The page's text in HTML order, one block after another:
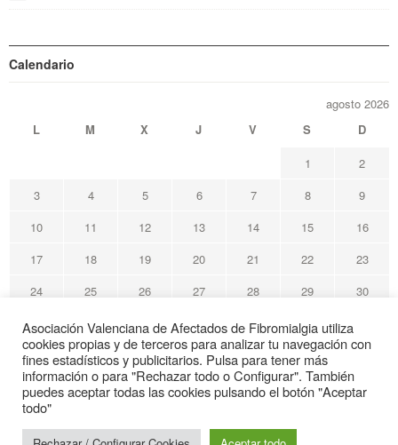
Calendario
agosto 2026
L
M X J V S
D
1
2
3
4 5 6 7 8
9
10
11 12 13 14 15
16
17
18 19 20 21 22
23
24
25 26 27 28 29
30
31
« May
Avafi Asociación Valenciana de Afectados de Fibromialgia
Asociación Valenciana de Afectados de Fibromialgia utiliza
cookies propias y de terceros para analizar tu navegación con
fines estadísticos y publicitarios. Pulsa para tener más
información o para "Rechazar todo o Configurar". También
puedes aceptar todas las cookies pulsando el botón "Aceptar
todo"